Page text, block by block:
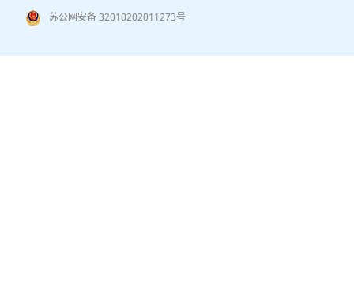
苏公网安备 32010202011273号